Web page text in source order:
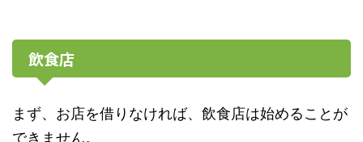
飲食店
まず、お店を借りなければ、飲食店は始めることが
できません。